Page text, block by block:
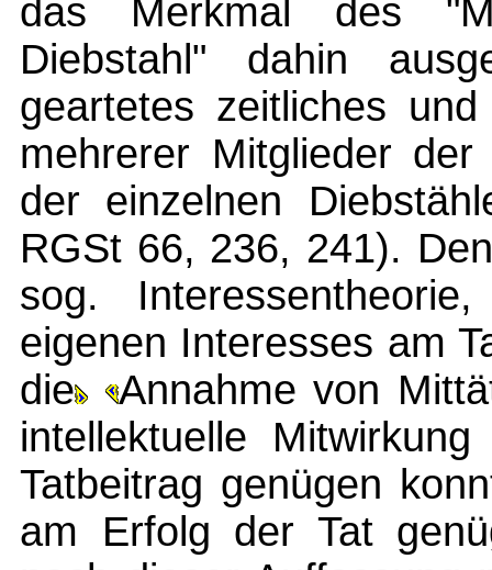
das Merkmal des
Diebstahl" dahin
geartetes zeitliches
mehrerer Mitglieder
der einzelnen
RGSt 66, 236, 241).
sog.
eigenen Interesses am
die
Annahme von
intellektuelle
Tatbeitrag genügen
am Erfolg der Tat